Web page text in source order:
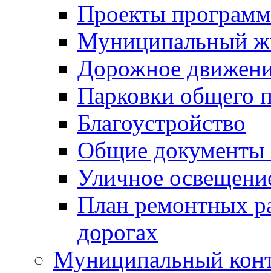
Проекты программ
Муниципальный
Дорожное
Парковки общего
Благоустройство
Общие
Уличное
План ремонтных
дорогах
Муниципальный